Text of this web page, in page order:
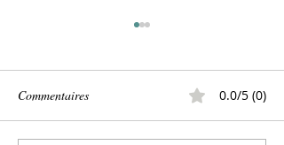
Commentaires 0.0/5 (0)